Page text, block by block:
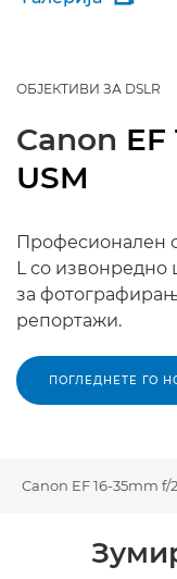
ОБЈЕКТИВИ ЗА DSLR
Canon EF
USM
Професионален
L со извонредно
за
репортажи.
ПОГЛЕДНЕТЕ ГО
Canon EF 16-35mm f/